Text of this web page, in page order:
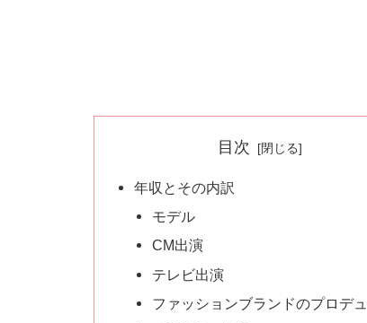
目次
年収とその内訳
モデル
CM出演
テレビ出演
ファッションブランドのプロデ